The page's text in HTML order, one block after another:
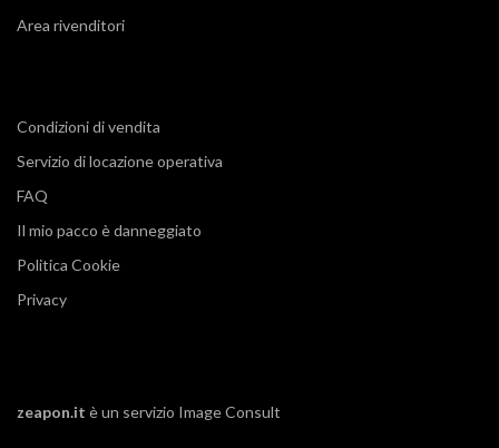
Area rivenditori
Condizioni di vendita
Servizio di locazione operativa
FAQ
Il mio pacco è danneggiato
Politica Cookie
Privacy
zeapon.it è un servizio Image Consult